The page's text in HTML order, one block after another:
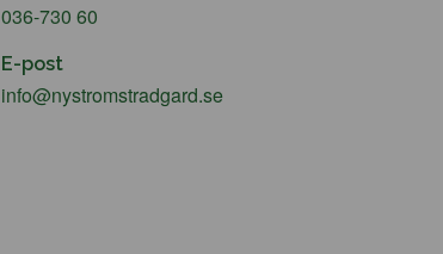
036-730 60
E-post
info@nystromstradgard.se